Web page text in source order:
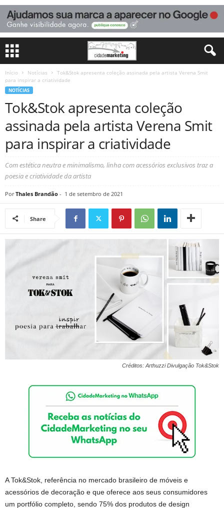
Início Notícias
Tok&Stok apresenta coleção assinada pela artista Verena Smit
para inspirar a criatividade
NOTÍCIAS
Tok&Stok apresenta coleção
assinada pela artista Verena Smit
para inspirar a criatividade
Com estética neutra e minimalismo, linha com acessórios exclusivos traz a
poesia e criatividade da artista
Por Thales Brandão - 1 de setembro de 2021
Share
Créditos: Arthuzzi Divulgação Tok&Stok
A Tok&Stok, referência no mercado brasileiro de móveis e
acessórios de decoração e que oferece aos seus consumidores
um portfólio completo, sendo 75% dos produtos de design